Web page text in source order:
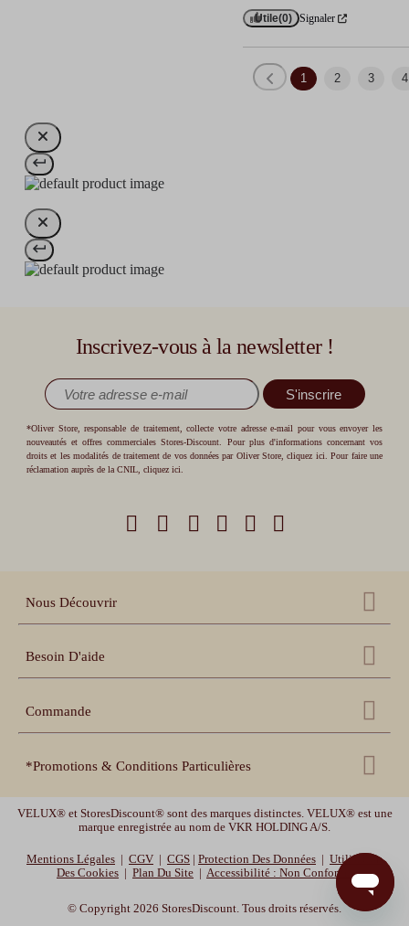
Utile(0) Signaler
1 2 3 4
Inscrivez-vous à la newsletter !
S'inscrire
*Oliver Store, responsable de traitement, collecte votre adresse e-mail pour vous envoyer les
nouveautés et offres commerciales Stores-Discount. Pour plus d'informations concernant vos
droits et les modalités de traitement de vos données par Oliver Store,cliquez ici . Pour faire une
réclamation auprès de la CNIL,cliquez ici
Nous Découvrir
Accessoires
Espace pro revendeur
Espace collectivités
Besoin D'aide
Vidéos de pose
Commande
Délais de livraison etgaranties
*Promotions & Conditions Particulières
Livraison offerteuniquement sur les volets roulants. Livraison offerte en France
métropolitaine (hors Corse, Belgique, et Luxembourg). Offre valable jusqu'au
MOTOR10-10% sur les volets roulants, les stores enrouleurs et les stores bateaux
avec le code promotionnel MOTOR10. Offre valable jusqu'au 12/08/2026 -10h.
VELUX® et StoresDiscount® sont des marques distinctes. VELUX® est une
marque enregistrée au nom de VKR HOLDING A/S.
Mentions Légales | CGV | CGS | Protection Des Données | Utilisation
Des Cookies | Plan Du Site | Accessibilité : Non Conforme
© Copyright 2026 StoresDiscount. Tous droits réservés.